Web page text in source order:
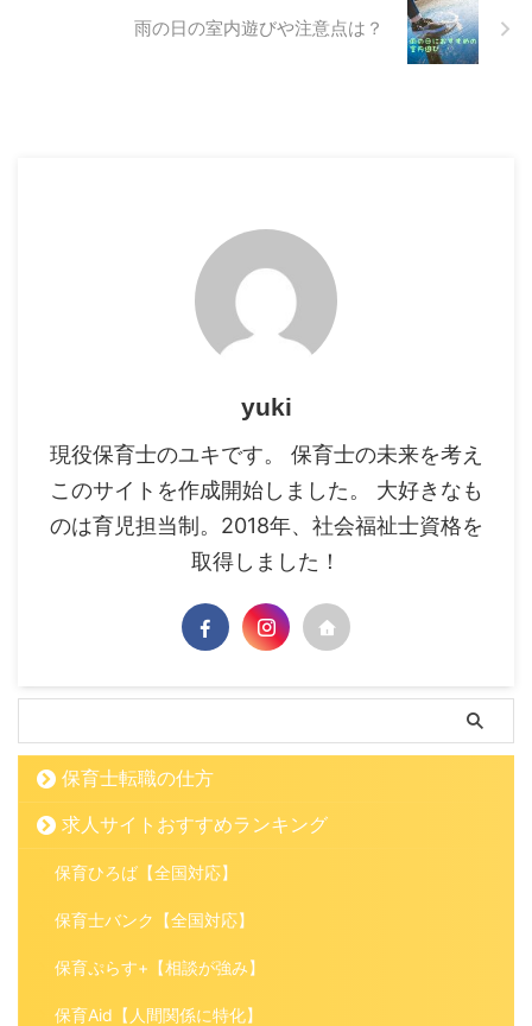
雨の日の室内遊びや注意点は？
yuki
現役保育士のユキです。 保育士の未来を考え
このサイトを作成開始しました。 大好きなも
のは育児担当制。2018年、社会福祉士資格を
取得しました！
保育士転職の仕方
求人サイトおすすめランキング
保育ひろば【全国対応】
保育士バンク【全国対応】
保育ぷらす+【相談が強み】
保育Aid【人間関係に特化】